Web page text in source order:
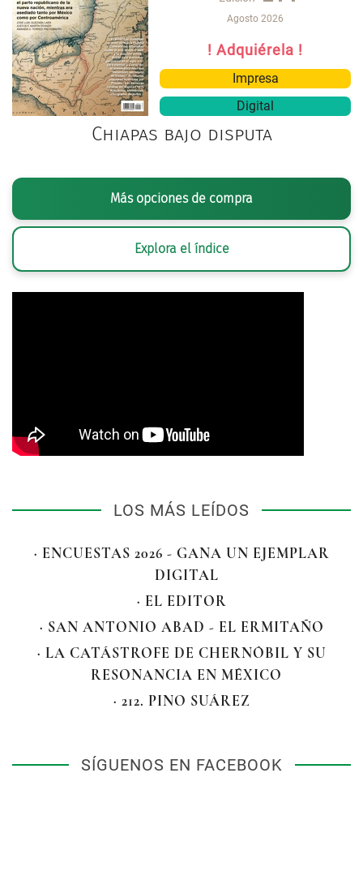
Agosto 2026
! Adquiérela !
Impresa
Digital
Chiapas bajo disputa
Más opciones de compra
Explora el índice
LOS MÁS LEÍDOS
· ENCUESTAS 2026 - GANA UN EJEMPLAR
DIGITAL
· EL EDITOR
· SAN ANTONIO ABAD - EL ERMITAÑO
· LA CATÁSTROFE DE CHERNÓBIL Y SU
RESONANCIA EN MÉXICO
· 212. PINO SUÁREZ
SÍGUENOS EN FACEBOOK